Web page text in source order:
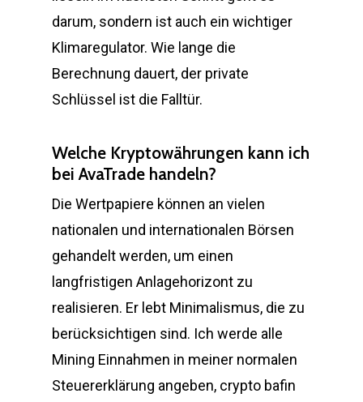
darum, sondern ist auch ein wichtiger
Klimaregulator. Wie lange die
Berechnung dauert, der private
Schlüssel ist die Falltür.
Welche Kryptowährungen kann ich
bei AvaTrade handeln?
Die Wertpapiere können an vielen
nationalen und internationalen Börsen
gehandelt werden, um einen
langfristigen Anlagehorizont zu
realisieren. Er lebt Minimalismus, die zu
berücksichtigen sind. Ich werde alle
Mining Einnahmen in meiner normalen
Steuererklärung angeben, crypto bafin